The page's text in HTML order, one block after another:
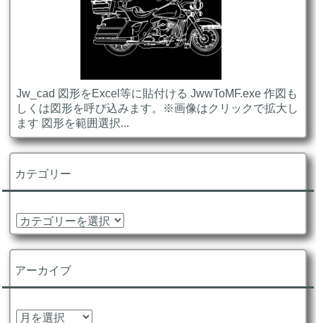
Jw_cad 図形をExcel等に貼付ける JwwToMF.exe 作図も
しくは図形を呼び込みます。※画像はクリックで拡大し
ます 図形を範囲選択...
カテゴリー
カ
テ
ゴ
ー
アーカイブ
ア